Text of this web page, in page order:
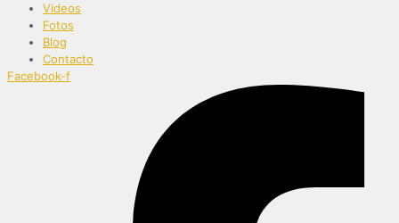
Videos
Fotos
Blog
Contacto
Facebook-f